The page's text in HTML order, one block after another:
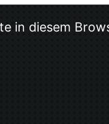
in diesem